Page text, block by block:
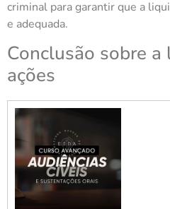
criminal para garantir que a
e adequada.
Conclusão sobre a
ações